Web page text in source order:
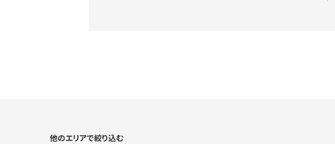
他のエリアで絞り込む